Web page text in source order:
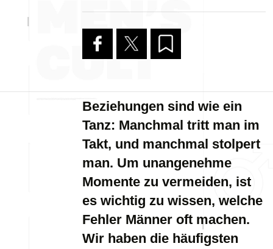
Beziehungen sind wie ein
Tanz: Manchmal tritt man im
Takt, und manchmal stolpert
man. Um unangenehme
Momente zu vermeiden, ist
es wichtig zu wissen, welche
Fehler Männer oft machen.
Wir haben die häufigsten